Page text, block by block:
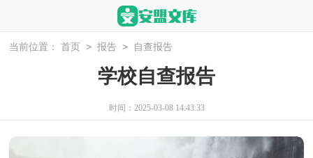
当前位置： 首页 > 报告 > 自查报告
学校自查报告
时间：2025-03-08 14:43:33